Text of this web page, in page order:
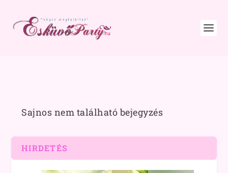
Sajnos nem található bejegyzés
HIRDETÉS